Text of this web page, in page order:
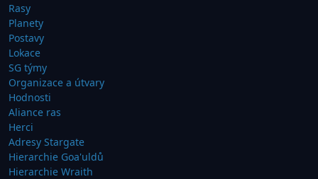
Rasy
Planety
Postavy
Lokace
SG týmy
Organizace a útvary
Hodnosti
Aliance ras
Herci
Adresy Stargate
Hierarchie Goa'uldů
Hierarchie Wraith